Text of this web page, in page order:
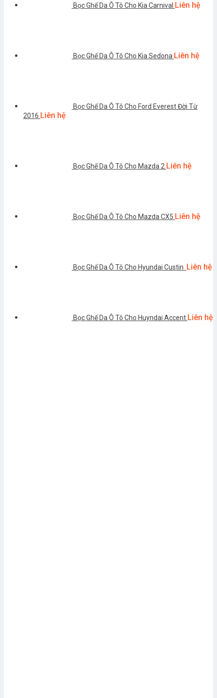
Bọc Ghế Da Ô Tô Cho Kia Carnival Liên hệ
Bọc Ghế Da Ô Tô Cho Kia Sedona Liên hệ
Bọc Ghế Da Ô Tô Cho Ford Everest Đời Từ
2016 Liên hệ
Bọc Ghế Da Ô Tô Cho Mazda 2 Liên hệ
Bọc Ghế Da Ô Tô Cho Mazda CX5 Liên hệ
Bọc Ghế Da Ô Tô Cho Hyundai Custin Liên hệ
Bọc Ghế Da Ô Tô Cho Huyndai Accent Liên hệ